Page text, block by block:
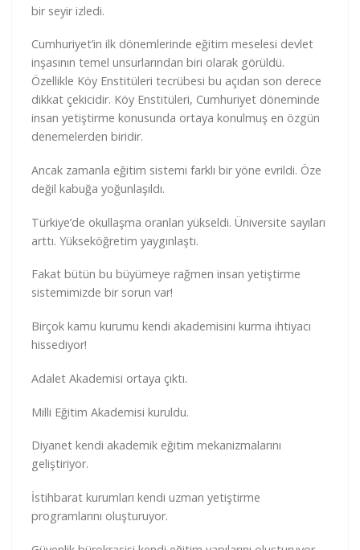
bir seyir izledi.
Cumhuriyet’in ilk dönemlerinde eğitim meselesi devlet
inşasının temel unsurlarından biri olarak görüldü.
Özellikle Köy Enstitüleri tecrübesi bu açıdan son derece
dikkat çekicidir. Köy Enstitüleri, Cumhuriyet döneminde
insan yetiştirme konusunda ortaya konulmuş en özgün
denemelerden biridir.
Ancak zamanla eğitim sistemi farklı bir yöne evrildi. Öze
değil kabuğa yoğunlaşıldı.
Türkiye’de okullaşma oranları yükseldi. Üniversite sayıları
arttı. Yükseköğretim yaygınlaştı.
Fakat bütün bu büyümeye rağmen insan yetiştirme
sistemimizde bir sorun var!
Birçok kamu kurumu kendi akademisini kurma ihtiyacı
hissediyor!
Adalet Akademisi ortaya çıktı.
Milli Eğitim Akademisi kuruldu.
Diyanet kendi akademik eğitim mekanizmalarını
geliştiriyor.
İstihbarat kurumları kendi uzman yetiştirme
programlarını oluşturuyor.